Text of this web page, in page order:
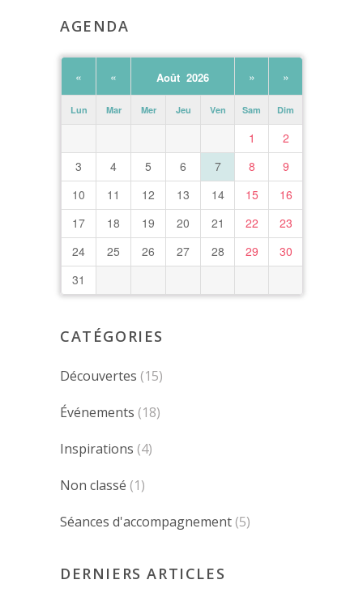
AGENDA
« « Août 2026 » »
Lun Mar Mer Jeu Ven Sam Dim
1
2
3
4 5 6 7 8
9
10
11 12 13 14 15
16
17
18 19 20 21 22
23
24
25 26 27 28 29
30
31
CATÉGORIES
Découvertes (15)
Événements (18)
Inspirations (4)
Non classé (1)
Séances d'accompagnement (5)
DERNIERS ARTICLES